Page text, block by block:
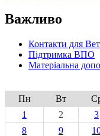
Важливо
Контакти для
Підтримка ВПО
Матеріальна
Пн
Вт
1
2 3
8
9